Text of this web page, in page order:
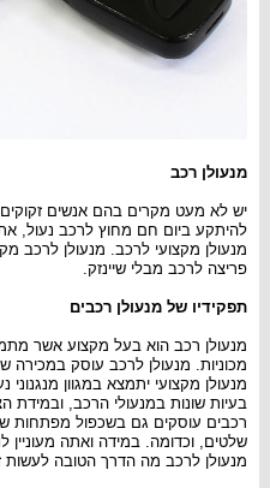
מנעולן רכב
יש לא מעט מקרים בהם אנשים זקוקים
להיתקע ביום חם מחוץ לרכב נעול,
מנעולן מקצועי לרכב. מנעולן לרכב
פריצה לרכב מבלי שיינזק.
תפקידיו של מנעולן רכבים
מנעולן רכב הוא בעל מקצוע אשר
מכוניות. מנעולן לרכב עוסק במכירה
מנעולן מקצועי יתמצא במגוון
בעיות שונות במנעולי הרכב, ובמידת
רכבים עוסקים גם בשכפול מפתחות
שלטים, וכדומה. במידה ואתה
מנעולן לרכב מה הדרך הטובה לעשות